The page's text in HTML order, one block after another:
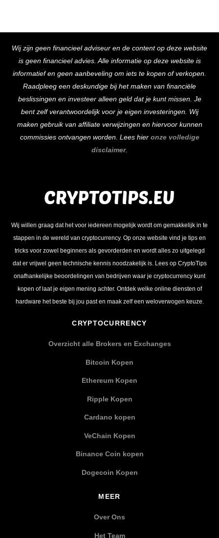
To
Top
Wij zijn geen financieel adviseur en de content op deze website
is geen financieel advies. Alle informatie op deze website is
informatief en geen aanbeveling om iets te kopen of verkopen.
Raadpleeg een deskundige bij het maken van financiële
beslissingen en investeer alleen geld dat je kunt missen. Je
bent zelf verantwoordelijk voor je eigen investeringen. Wij
maken gebruik van affiliate verwijzingen en hiervoor kunnen
commissies ontvangen worden. Lees hier onze volledige
disclaimer.
Wij willen graag dat het voor iedereen mogelijk wordt om gemakkelijk in te
stappen in de wereld van cryptocurrency. Op onze website vind je tips en
tricks voor zowel beginners als gevorderden en wordt alles zo uitgelegd
dat er vrijwel geen technische kennis noodzakelijk is. Lees op CryptoTips
onafhankelijke beoordelingen van bedrijven waar je cryptocurrency kunt
kopen of laat je eigen mening achter. Ontdek welke online diensten of
hardware het beste bij jou past en maak zelf een weloverwogen keuze.
CRYPTOCURRENCY
Overzicht alle Brokers en Exchanges
Bitcoin Kopen
Ethereum Kopen
Ripple Kopen
Cardano kopen
VeChain Kopen
Binance Coin kopen
Dogecoin Kopen
MEER
Over Ons
Het Team